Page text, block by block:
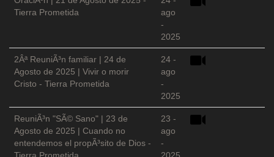
Tierra Prometida
ago
-
2025
2Âª ReuniÃ³n familiar | 24 de
Agosto de 2025 | Vivir o morir
Cristo - Tierra Prometida
24 -
ago
-
2025
ReuniÃ³n "SÃ© Sano" | 23 de
Agosto de 2025 | Cuando no
entendemos el propÃ³sito de Dios -
23 -
ago
-